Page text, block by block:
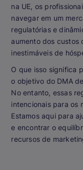
na UE, os
navegar em um
regulatórias e
aumento dos custos
inestimáveis de
O que isso significa
o objetivo do DMA
No entanto, essas
intencionais para os
Estamos aqui para
e encontrar o
recursos de